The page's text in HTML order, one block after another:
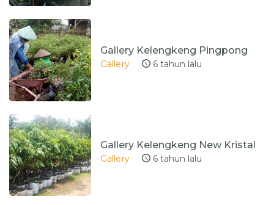
Gallery Kelengkeng Pingpong
Gallery 6 tahun lalu
Gallery Kelengkeng New Kristal
Gallery 6 tahun lalu